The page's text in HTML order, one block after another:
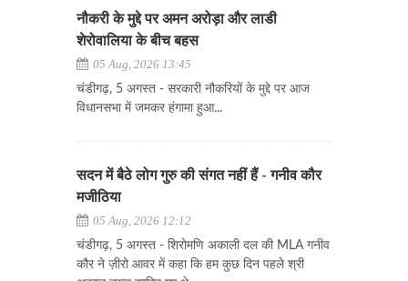
नौकरी के मुद्दे पर अमन अरोड़ा और लाडी
शेरोवालिया के बीच बहस
05 Aug, 2026 13:45
चंडीगढ़, 5 अगस्त - सरकारी नौकरियों के मुद्दे पर आज
विधानसभा में जमकर हंगामा हुआ...
सदन में बैठे लोग गुरु की संगत नहीं हैं - गनीव कौर
मजीठिया
05 Aug, 2026 12:12
चंडीगढ़, 5 अगस्त - शिरोमणि अकाली दल की MLA गनीव
कौर ने ज़ीरो आवर में कहा कि हम कुछ दिन पहले श्री